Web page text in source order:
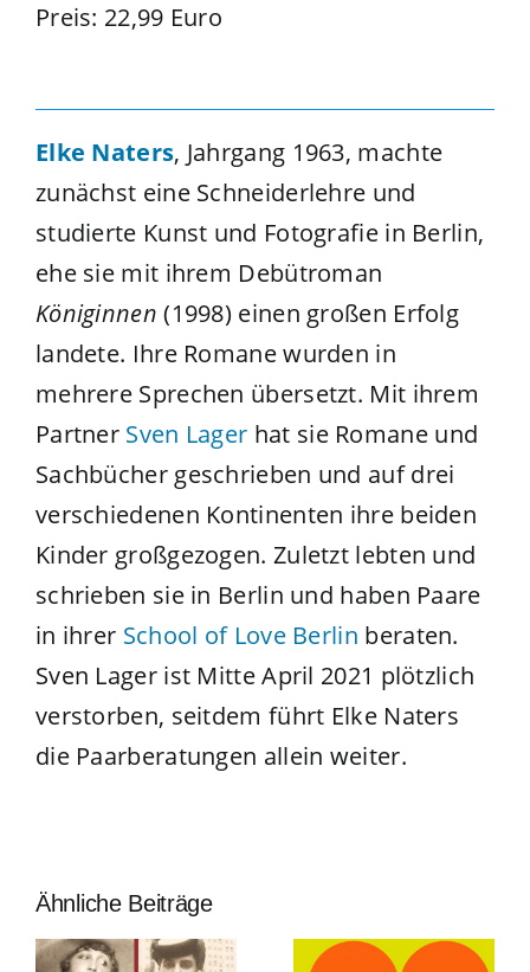
Preis: 22,99 Euro
Elke Naters, Jahrgang 1963, machte
zunächst eine Schneiderlehre und
studierte Kunst und Fotografie in Berlin,
ehe sie mit ihrem Debütroman
Königinnen (1998) einen großen Erfolg
landete. Ihre Romane wurden in
mehrere Sprechen übersetzt. Mit ihrem
Partner Sven Lager hat sie Romane und
Sachbücher geschrieben und auf drei
verschiedenen Kontinenten ihre beiden
Kinder großgezogen. Zuletzt lebten und
schrieben sie in Berlin und haben Paare
in ihrer School of Love Berlin beraten.
Sven Lager ist Mitte April 2021 plötzlich
verstorben, seitdem führt Elke Naters
die Paarberatungen allein weiter.
Ähnliche Beiträge